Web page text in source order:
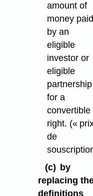
amount of
money paid
by an
eligible
investor or
eligible
partnership
for a
convertible
right. («
de
(c) by
replacing
definitions